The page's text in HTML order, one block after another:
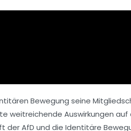
Bewegung seine
weitreichende Auswirkungen
der AfD und die Identitäre